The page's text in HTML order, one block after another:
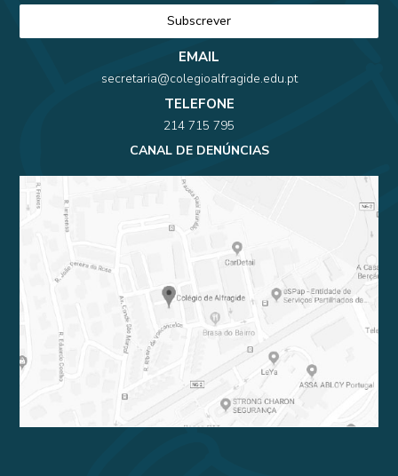
EMAIL
secretaria@colegioalfragide.edu.pt
TELEFONE
214 715 795
CANAL DE DENÚNCIAS